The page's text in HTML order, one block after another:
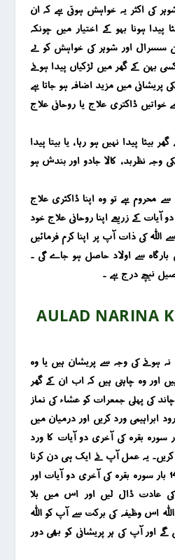
کی اکثر یہ خواہش ہوتی ہے کہ ان
پیدا ہونا بہو کے اختیار میں چونکہ
سسرال اور شوہر کی خواہش کو لے
بہن کے گھر میں لڑکیاں پیدا ہونے
پریشانی میں مزید اضافہ ہو جاتا ہے
خواتیں ڈاکتری علاج یا روحانی علاج
بیٹا پیدا نہیں ہو رہا ، یا بیتا پیدا
وجہ نظربد ، کالا جادو اور بندش ہو
سے محروم ہے تو وہ اپنا ڈاکٹری علاج
آیات کے زریعے اپنا روحانی علاج خود
اللہ کی ذات آپ پر اپنا کرم فرمائیں
بارگاہ سے اولاد حاصل ہو جاے گی ۔
نیچے درج ہے ۔
AULAD NARINA
نہ ہونے کی وجہ سے پریشان ہیں یا وہ
اور وہ چاہتی ہیں کہ اب ان کے گھر
کی پہلی جمعرات کو عشاء کی نماز
ابراہیمی ورد کریں اور درمیان میں
نرینہ کے لیے 300 بار سورہ بقرہ کی آخری دو آیات کا ورد
کریں۔ یہ عمل آپ نے ایک ہی دن کرنا
ہے۔ اس کے بعد آپ روزانہ 14 بار سورہ بقرہ کی آخری دو آیات اور
کی عادت ڈال لیں اور اس میں بلا
اس وظیفہ کی برکت سے آپ کو اللہ
گے اور آپ کی ہر پریشانی کو بھی دور